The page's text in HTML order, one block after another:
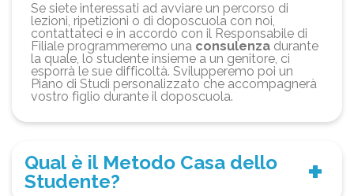
Se siete interessati ad avviare un percorso di
lezioni, ripetizioni o di doposcuola con noi,
contattateci e in accordo con il Responsabile di
Filiale programmeremo una consulenza durante
la quale, lo studente insieme a un genitore, ci
esporrà le sue difficoltà. Svilupperemo poi un
Piano di Studi personalizzato che accompagnerà
vostro figlio durante il doposcuola.
Qual è il Metodo Casa dello
Studente?